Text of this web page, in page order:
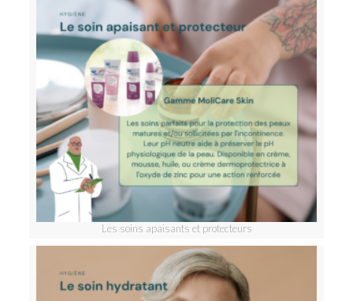
Les soins apaisants et protecteurs